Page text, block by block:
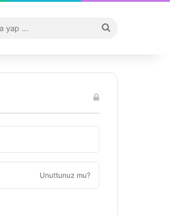
...
Unuttunuz mu?